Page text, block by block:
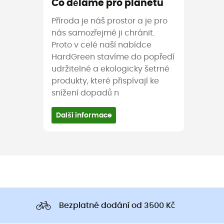
Co děláme pro planetu
Příroda je náš prostor a je pro
nás samozřejmé ji chránit.
Proto v celé naší nabídce
HardGreen stavíme do popředí
udržitelné a ekologicky šetrné
produkty, které přispívají ke
snížení dopadů n
Další informace
Bezplatné dodání od 3500 Kč